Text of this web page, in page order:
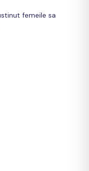
femeile sa